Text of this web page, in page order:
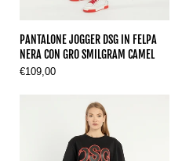
PANTALONE JOGGER DSG IN FELPA
NERA CON GRO SMILGRAM CAMEL
€109,00